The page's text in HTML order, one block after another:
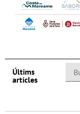
Últims
artícles